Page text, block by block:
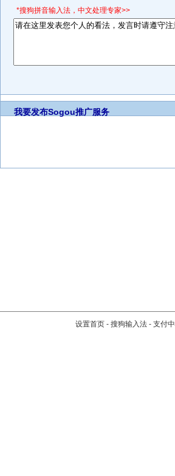
*搜狗拼音输入法，中文处理专家>>
我要发布Sogou推广服务
设置首页 - 搜狗输入法 - 支付